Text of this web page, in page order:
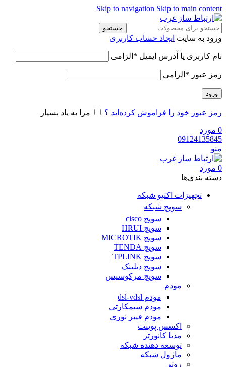
Skip to navigation Skip to main content
جستجو
ورود به سایت ایجاد حساب کاربری
نام کاربری یا آدرس ایمیل * الزامی
رمز عبور * الزامی
ورود
رمز عبور خود را فراموش کرده‌اید ؟ مرا به یاد بسپار
0 مورد
09124135845
منو
0 مورد
دسته‌ بندی‌ها
تجهیزات اکتیو شبکه
سویچ شبکه
سویچ cisco
سویچ HRUI
سویچ MICROTIK
سویچ TENDA
سویچ TPLINK
سویچ دیلینک
سویچ مرکوسیس
مودم
مودم dsl-vdsl
مودم سیمکارتی
مودم فیبر نوری
اکسس پوینت
مدیا کانورتر
توسعه دهنده شبکه
ماژول شبکه
روتر